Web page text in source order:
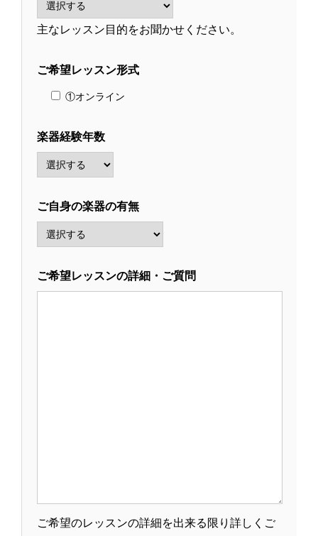
主なレッスン目的をお聞かせください。
ご希望レッスン形式
①オンライン
楽器経験年数
ご自身の楽器の有無
ご希望レッスンの詳細・ご質問
ご希望のレッスンの詳細を出来る限り詳しくご